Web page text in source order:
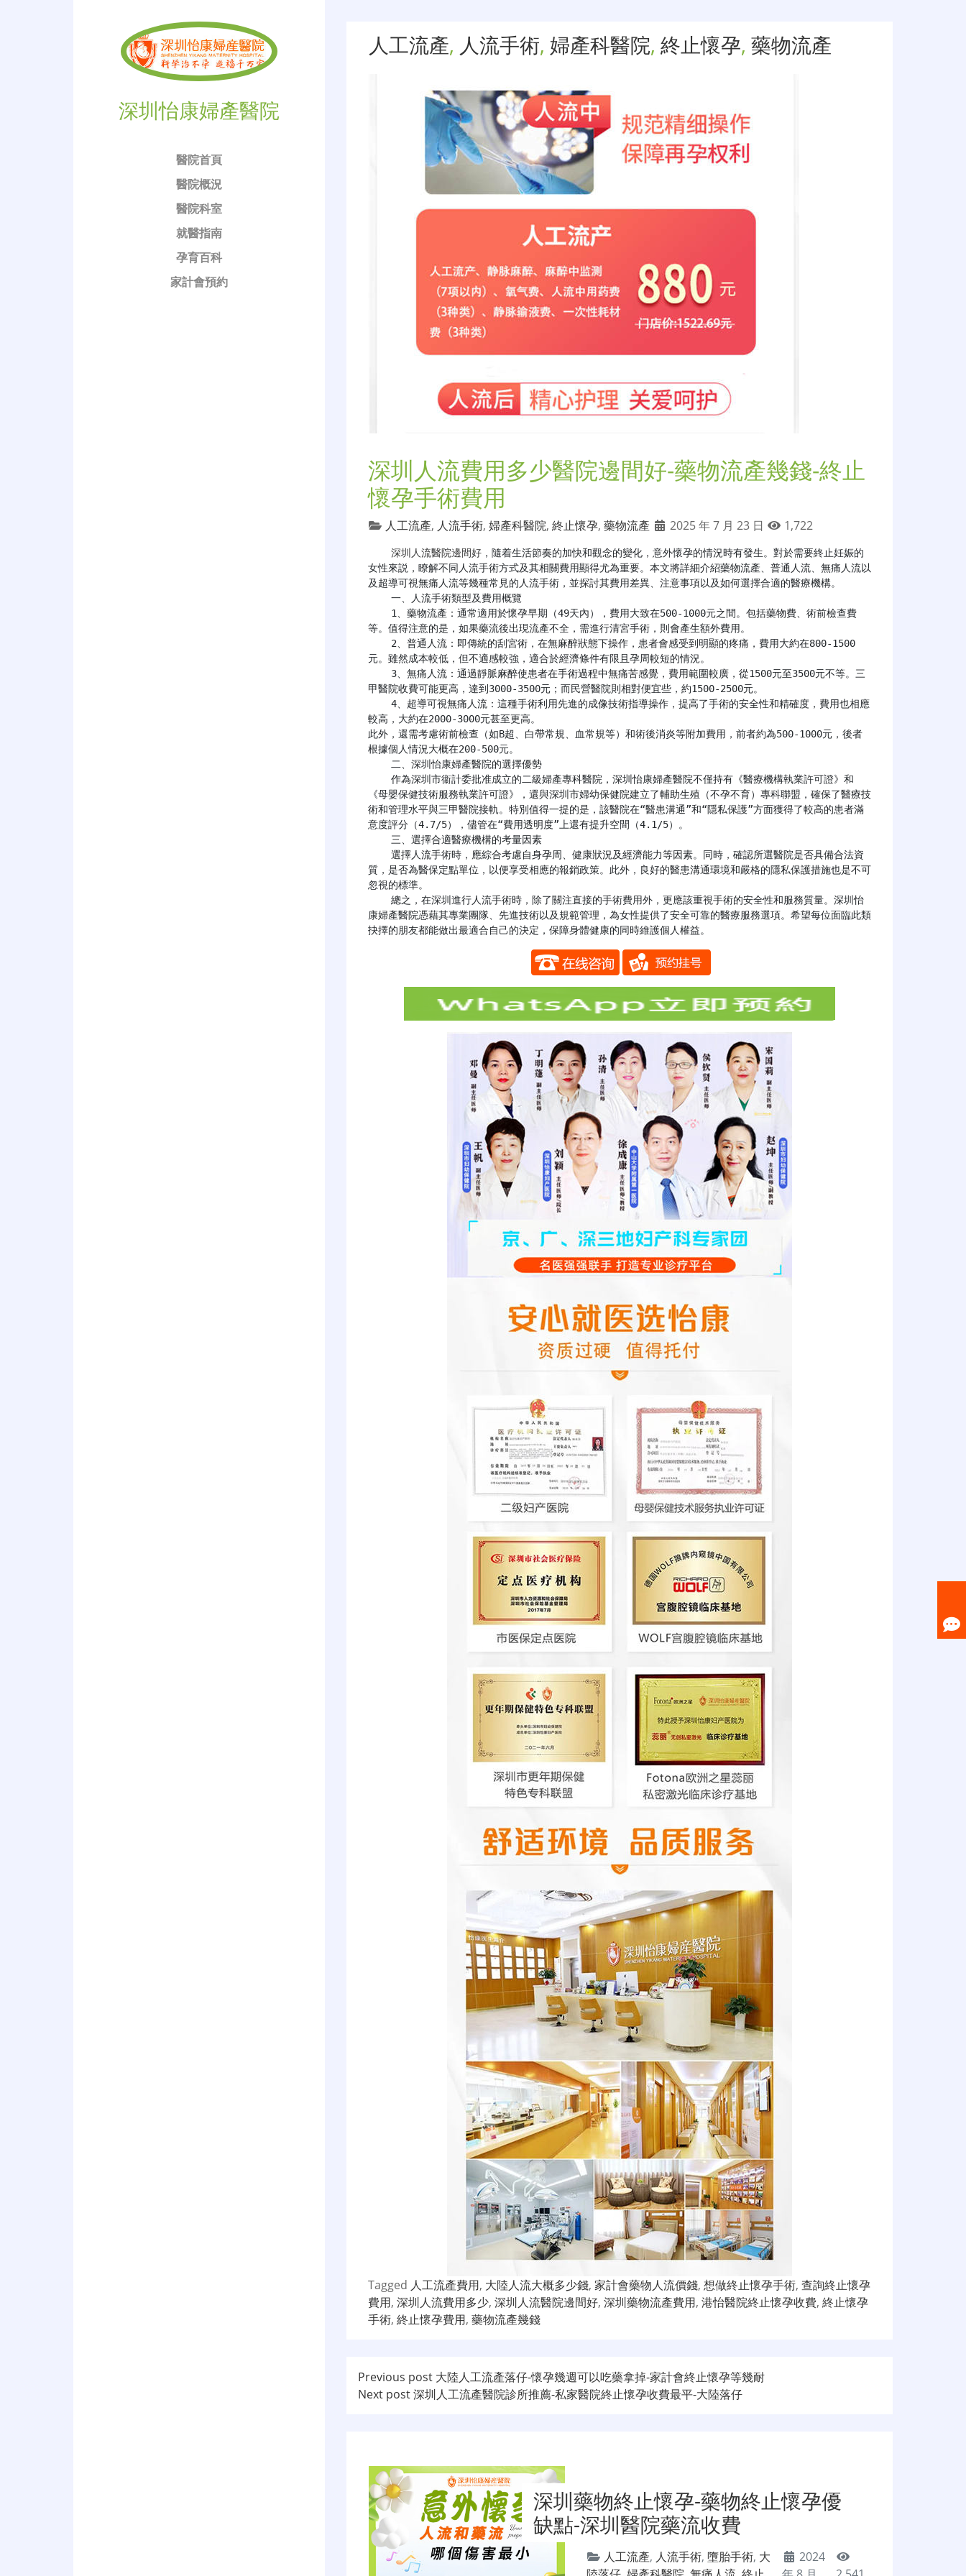
深圳怡康婦產醫院
醫院首頁
醫院概況
醫院科室
就醫指南
孕育百科
家計會預約
人工流產, 人流手術, 婦產科醫院, 終止懷孕, 藥物流產
深圳人流費用多少醫院邊間好-藥物流產幾錢-終止
懷孕手術費用
人工流產, 人流手術, 婦產科醫院, 終止懷孕, 藥物流產 2025 年 7 月 23 日 1,722
深圳人流醫院邊間好 ，隨着生活節奏的加快和觀念的變化，意外懷孕的情況時有發生。對於需要終止妊娠的
女性來説，瞭解不同人流手術方式及其相關費用顯得尤為重要。本文將詳細介紹藥物流產、普通人流、無痛人流以
及超導可視無痛人流等幾種常見的人流手術，並探討其費用差異、注意事項以及如何選擇合適的醫療機構。
等。值得注意的是，如果藥流後出現流產不全，需進行清宮手術，則會產生額外費用。
元。雖然成本較低，但不適感較強，適合於經濟條件有限且孕周較短的情況。
甲醫院收費可能更高，達到3000-3500元；而民營醫院則相對便宜些，約1500-2500元。
較高，大約在2000-3000元甚至更高。
此外，還需考慮術前檢查（如B超、白帶常規、血常規等）和術後消炎等附加費用，前者約為500-1000元，後者
根據個人情況大概在200-500元。
《母嬰保健技術服務執業許可證》，還與深圳市婦幼保健院建立了輔助生殖（不孕不育）專科聯盟，確保了醫療技
術和管理水平與三甲醫院接軌。特別值得一提的是，該醫院在“醫患溝通”和“隱私保護”方面獲得了較高的患者滿
意度評分（4.7/5），儘管在“費用透明度”上還有提升空間（4.1/5）。
質，是否為醫保定點單位，以便享受相應的報銷政策。此外，良好的醫患溝通環境和嚴格的隱私保護措施也是不可
忽視的標準。
康婦產醫院憑藉其專業團隊、先進技術以及規範管理，為女性提供了安全可靠的醫療服務選項。希望每位面臨此類
抉擇的朋友都能做出最適合自己的決定，保障身體健康的同時維護個人權益。
Tagged 人工流產費用, 大陸人流大概多少錢, 家計會藥物人流價錢, 想做終止懷孕手術, 查詢終止懷孕
費用, 深圳人流費用多少, 深圳人流醫院邊間好, 深圳藥物流產費用, 港怡醫院終止懷孕收費, 終止懷孕
手術, 終止懷孕費用, 藥物流產幾錢
文
章
航
Previous post 大陸人工流產落仔-懷孕幾週可以吃藥拿掉-家計會終止懷孕等幾耐
Next post深圳人工流產醫院診所推薦-私家醫院終止懷孕收費最平-大陸落仔
深圳藥物終止懷孕-藥物終止懷孕優
缺點-深圳醫院藥流收費
人工流產, 人流手術,墮胎手術, 大
2024